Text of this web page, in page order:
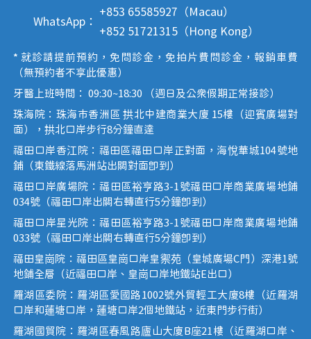
WhatsApp：
+853 65585927（Macau）
+852 51721315（Hong Kong）
* 就診請提前預約，免問診金，免拍片費問診金，報銷車費
（無預約者不享此優惠）
牙醫上班時間： 09:30~18:30 （週日及公眾假期正常接診）
珠海院：珠海市香洲區 拱北中建商業大廈 15樓（迎賓廣場對
面），拱北口岸步行8分鐘直達
福田口岸香江院：福田區福田口岸正對面，海悅華城104號地
鋪（東鐵線落馬洲站出關對面即到）
福田口岸廣場院：福田區裕亨路3-1號福田口岸商業廣場地鋪
034號（福田口岸出關右轉直行5分鐘即到）
福田口岸星光院：福田區裕亨路3-1號福田口岸商業廣場地鋪
033號（福田口岸出關右轉直行5分鐘即到）
福田皇崗院：福田區皇崗口岸皇禦苑（皇城廣場C門）深港1號
地鋪全層（近福田口岸、皇崗口岸地鐵站E出口）
羅湖區委院：羅湖區愛國路1002號外貿輕工大廈8樓（近羅湖
口岸和蓮塘口岸，蓮塘口岸2個地鐵站，近東門步行街）
羅湖國貿院：羅湖區春風路廬山大廈B座21樓（近羅湖口岸、